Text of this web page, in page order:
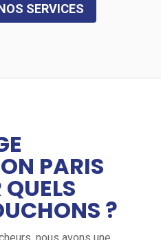
SERVICES
PARIS
?